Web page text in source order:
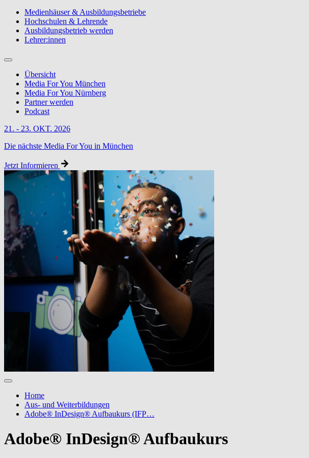
Medienhäuser & Ausbildungsbetriebe
Hochschulen & Lehrende
Ausbildungsbetrieb werden
Lehrer:innen
Übersicht
Media For You München
Media For You Nürnberg
Partner werden
Podcast
21. - 23. OKT. 2026
Die nächste Media For You in München
Jetzt Informieren
Home
Aus- und Weiterbildungen
Adobe® InDesign® Aufbaukurs (IFP…
Adobe® InDesign® Aufbaukurs